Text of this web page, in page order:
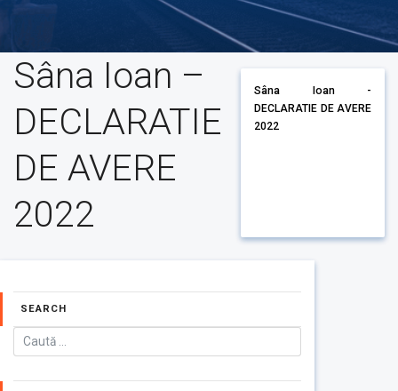
Sâna Ioan –
DECLARATIE
DE AVERE
2022
Sâna Ioan -
DECLARATIE DE AVERE
2022
SEARCH